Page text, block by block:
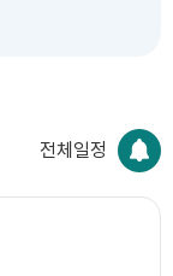
전체일정